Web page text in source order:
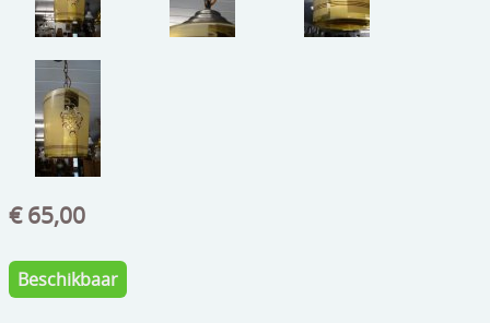
glaswerk
lamp/luchter
speelgoed
zilverwerk
klokken
tapijten
€ 65,00
Beschikbaar